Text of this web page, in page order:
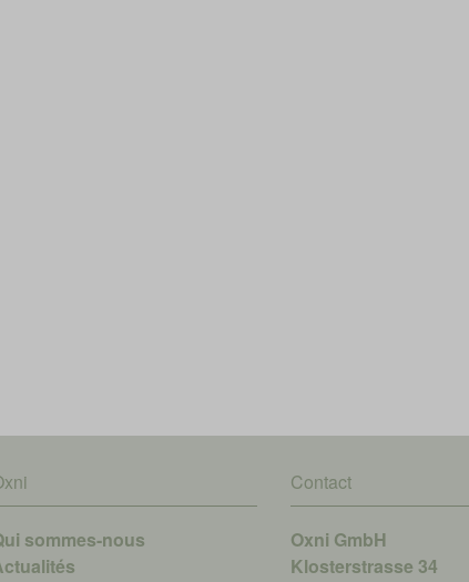
sommes-nous
ctualités
Contact
Oxni GmbH
Klosterstrasse 34